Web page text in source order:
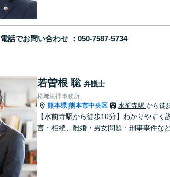
電話でお問い合わせ
若曽根 聡 弁護士
松﨑法律事務所
熊本県|熊本市中央区 水前寺駅 から徒
【水前寺駅から徒歩10分】わかりやす
言・相続、離婚・男女問題・刑事事件な